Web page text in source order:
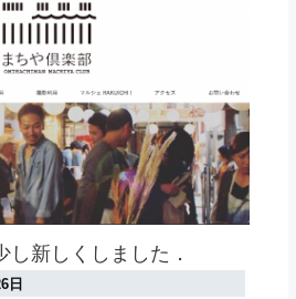
し新しくしました．
日